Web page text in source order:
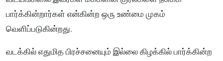
பார்க்கின்றார்கள் என்கின்ற ஒரு உண்மை முகம்
வெளிப்படுகின்றது.
வடக்கில் எதுமித பிரச்சனையும் இல்லை கிழக்கில் பார்க்கின்ற